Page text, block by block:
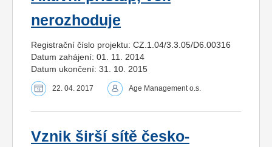
nerozhoduje
Registrační číslo projektu: CZ.1.04/3.3.05/D6.00316
Datum zahájení: 01. 11. 2014
Datum ukončení: 31. 10. 2015
22. 04. 2017 Age Management o.s.
Vznik širší sítě česko-